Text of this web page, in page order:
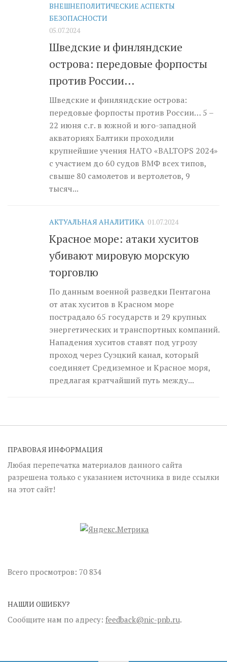
ВНЕШНЕПОЛИТИЧЕСКИЕ АСПЕКТЫ
БЕЗОПАСНОСТИ
05.07.2024
Шведские и финляндские
острова: передовые форпосты
против России…
Шведские и финляндские острова:
передовые форпосты против России… 5 –
22 июня с.г. в южной и юго-западной
акваториях Балтики проходили
крупнейшие учения НАТО «BALTOPS 2024»
с участием до 60 судов ВМФ всех типов,
свыше 80 самолетов и вертолетов, 9
тысяч...
АКТУАЛЬНАЯ АНАЛИТИКА 01.07.2024
Красное море: атаки хуситов
убивают мировую морскую
торговлю
По данным военной разведки Пентагона
от атак хуситов в Красном море
пострадало 65 государств и 29 крупных
энергетических и транспортных компаний.
Нападения хуситов ставят под угрозу
проход через Суэцкий канал, который
соединяет Средиземное и Красное моря,
предлагая кратчайший путь между...
ПРАВОВАЯ ИНФОРМАЦИЯ
Любая перепечатка материалов данного сайта
разрешена только с указанием источника в виде ссылки
на этот сайт!
Всего просмотров: 70 834
НАШЛИ ОШИБКУ?
Сообщите нам по адресу: feedback@nic-pnb.ru.